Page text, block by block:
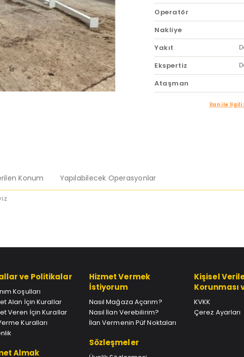
Operatör
Nakliye
Yakıt
Ekspertiz
Ataşman
İlan ile
Konum Yapılabilecek Operasyonlar
ve Politikalar
Koşulları
Alan İçin Kurallar
Veren İçin Kurallar
Kuralları
Almak
Hizmet Vermek
İstiyorum
Nasıl Mağaza Açarım?
Nasıl İlan Verebilirim?
İlan Vermenin Püf Noktaları
Sözleşmeler
Kişisel
Korunması
KVKK
Çerez Ayarları